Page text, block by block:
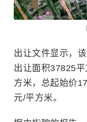
出让文件显示，
出让面积37825
方米，总起始价
元/平方米。